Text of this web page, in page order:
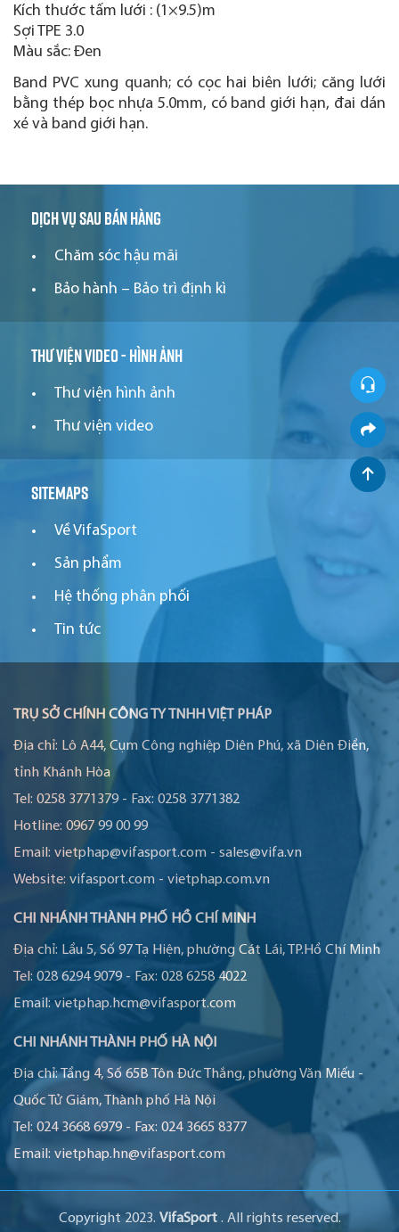
Kích thước tấm lưới : (1×9.5)m
Sợi TPE 3.0
Màu sắc: Đen
Band PVC xung quanh; có cọc hai biên lưới; căng lưới
bằng thép bọc nhựa 5.0mm, có band giới hạn, đai dán
xé và band giới hạn.
Dịch vụ sau bán hàng
Chăm sóc hậu mãi
Bảo hành – Bảo trì định kì
Thư viện video - hình ảnh
Thư viện hình ảnh
Thư viện video
Sitemaps
Về VifaSport
Sản phẩm
Hệ thống phân phối
Tin tức
TRỤ SỞ CHÍNH CÔNG TY TNHH VIỆT PHÁP
Địa chỉ: Lô A44, Cụm Công nghiệp Diên Phú, xã Diên Điền,
tỉnh Khánh Hòa
Tel: 0258 3771379 - Fax: 0258 3771382
Hotline: 0967 99 00 99
Email: vietphap@vifasport.com - sales@vifa.vn
Website: vifasport.com - vietphap.com.vn
CHI NHÁNH THÀNH PHỐ HỒ CHÍ MINH
Địa chỉ: Lầu 5, Số 97 Tạ Hiện, phường Cát Lái, TP.Hồ Chí Minh
Tel: 028 6294 9079- Fax: 028 6258 4022
Email: vietphap.hcm@vifasport.com
CHI NHÁNH THÀNH PHỐ HÀ NỘI
Địa chỉ:Tầng 4, Số 65B Tôn Đức Thắng, phường Văn Miếu -
Quốc Tử Giám, Thành phố Hà Nội
Tel: 024 3668 6979- Fax: 024 3665 8377
Email: vietphap.hn@vifasport.com
Copyright 2023. VifaSport . All rights reserved.